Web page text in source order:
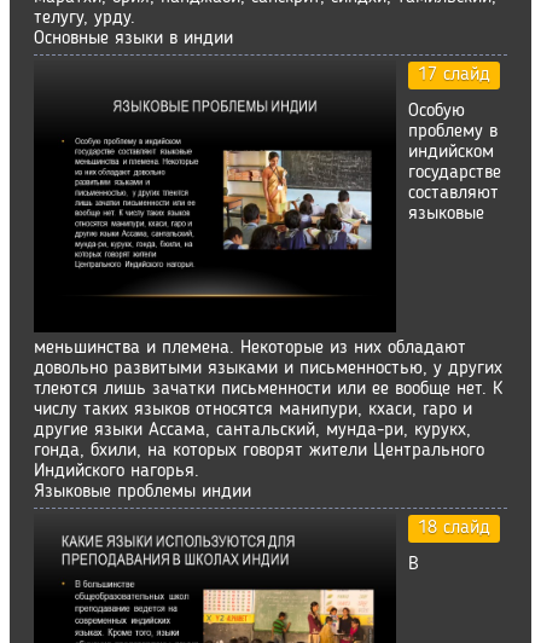
телугу, урду.
Основные языки в индии
17 слайд
Особую
проблему в
индийском
государстве
составляют
языковые
меньшинства и племена. Некоторые из них обладают
довольно развитыми языками и письменностью, у других
тлеются лишь зачатки письменности или ее вообще нет. К
числу таких языков относятся манипури, кхаси, rapo и
другие языки Ассама, сантальский, мунда-ри, курукх,
гонда, бхили, на которых говорят жители Центрального
Индийского нагорья.
Языковые проблемы индии
18 слайд
В